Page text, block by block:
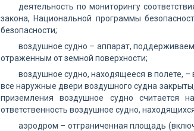
деятельность по мониторингу
закона, Национальной программы
безопасности;
воздушное судно – аппарат,
отраженным от земной поверхности;
воздушное судно, находящееся в полете,
все наружные двери воздушного судна
приземления воздушное судно считается
ответственность воздушное судно,
аэродром – отграниченная площадь